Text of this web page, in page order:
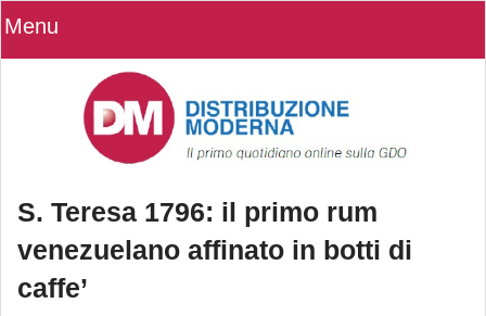
Menu
S. Teresa 1796: il primo rum
venezuelano affinato in botti di
caffe’